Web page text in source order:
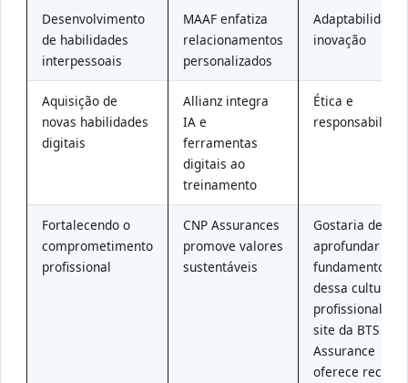
Desenvolvimento
de habilidades
interpessoais
MAAF enfatiza
relacionamentos
personalizados
Adaptabilidade
inovação
Aquisição de
novas habilidades
digitais
Allianz integra
IA e
ferramentas
digitais ao
treinamento
Ética e
Fortalecendo o
comprometimento
profissional
CNP Assurances
promove valores
sustentáveis
Gostaria de se
aprofundar nos
fundamentos
dessa cultura
profissional? O
site da BTS
Assurance
oferece